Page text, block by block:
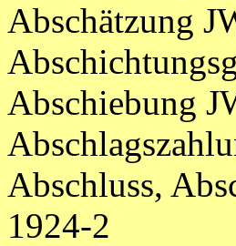
Abschätzung
Abschiebung
Abschluss,
1924-2